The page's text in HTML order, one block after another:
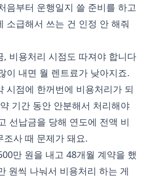
음부터 운행일지 쓸 준비를 하고
소급해서 쓰는 건 인정 안 해줘
, 비용처리 시점도 따져야 합니다
이 내면 월 렌트료가 낮아지죠.
시점에 한꺼번에 비용처리가 되
기간 동안 안분해서 처리해야
선납금을 당해 연도에 전액 비
조사 때 문제가 돼요.
만 원을 내고 48개월 계약을 했
원씩 나눠서 비용처리 하는 게